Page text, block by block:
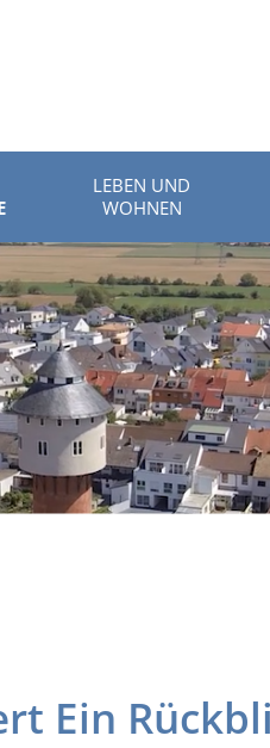
LEBEN UND
WOHNEN
Ein